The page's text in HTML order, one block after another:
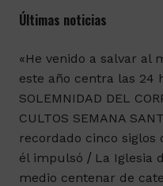
Últimas noticias
«He venido a salvar al
este año centra las 24
SOLEMNIDAD DEL
CULTOS SEMANA
recordado cinco siglos
él impulsó
La Iglesia
medio centenar de